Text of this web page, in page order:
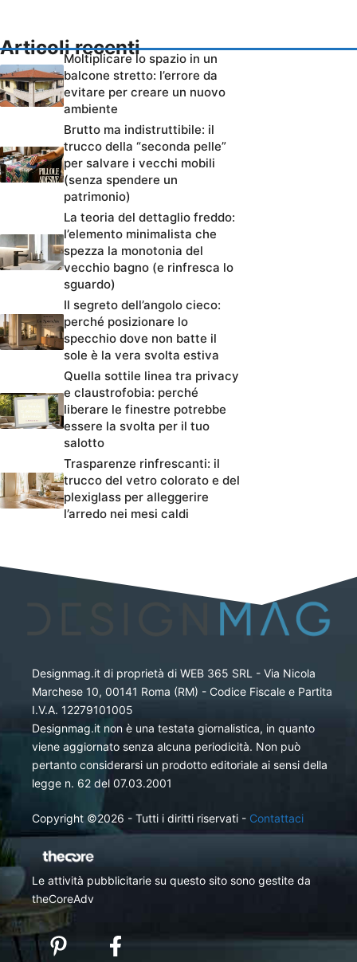
Articoli recenti
Moltiplicare lo spazio in un
balcone stretto: l’errore da
evitare per creare un nuovo
ambiente
Brutto ma indistruttibile: il
trucco della “seconda pelle”
per salvare i vecchi mobili
(senza spendere un
patrimonio)
La teoria del dettaglio freddo:
l’elemento minimalista che
spezza la monotonia del
vecchio bagno (e rinfresca lo
sguardo)
Il segreto dell’angolo cieco:
perché posizionare lo
specchio dove non batte il
sole è la vera svolta estiva
Quella sottile linea tra privacy
e claustrofobia: perché
liberare le finestre potrebbe
essere la svolta per il tuo
salotto
Trasparenze rinfrescanti: il
trucco del vetro colorato e del
plexiglass per alleggerire
l’arredo nei mesi caldi
Designmag.it di proprietà di WEB 365 SRL - Via Nicola
Marchese 10, 00141 Roma (RM) - Codice Fiscale e Partita
I.V.A. 12279101005
Designmag.it non è una testata giornalistica, in quanto
viene aggiornato senza alcuna periodicità. Non può
pertanto considerarsi un prodotto editoriale ai sensi della
legge n. 62 del 07.03.2001
Copyright ©2026 - Tutti i diritti riservati - Contattaci
Le attività pubblicitarie su questo sito sono gestite da
theCoreAdv